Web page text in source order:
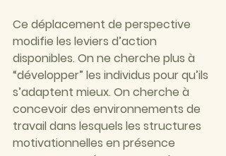
Ce déplacement de perspective
modifie les leviers d’action
disponibles. On ne cherche plus à
“développer” les individus pour qu’ils
s’adaptent mieux. On cherche à
concevoir des environnements de
travail dans lesquels les structures
motivationnelles en présence